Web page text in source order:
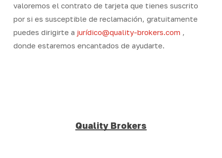
valoremos el contrato de tarjeta que tienes suscrito
por si es susceptible de reclamación, gratuitamente
puedes dirigirte a jurídico@quality-brokers.com
donde estaremos encantados de ayudarte.
Quality Brokers